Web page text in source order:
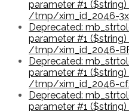
parameter #1
/tmp/xim_id_2046-
Deprecated:
parameter #1
/tmp/xim_id_2046-
Deprecated:
parameter #1
/tmp/xim_id_2046-
Deprecated:
parameter #1